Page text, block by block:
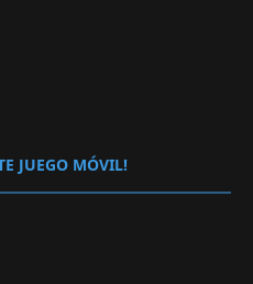
JUEGO MÓVIL!